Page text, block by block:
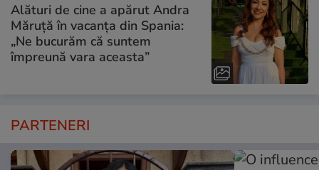
Alături de cine a apărut Andra
Măruță în vacanța din Spania:
„Ne bucurăm că suntem
împreună vara aceasta”
PARTENERI